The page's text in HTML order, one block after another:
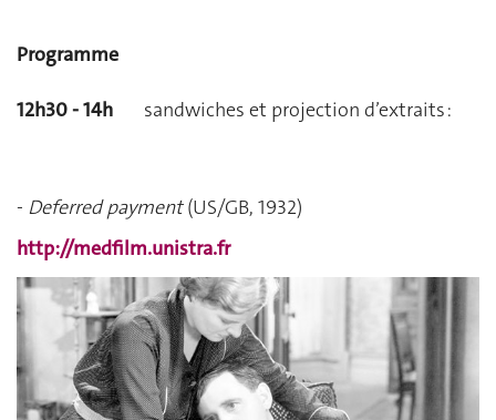
Programme
12h30 - 14h sandwiches et projection d’extraits :
- Deferred payment(US/GB, 1932)
http://medfilm.unistra.fr